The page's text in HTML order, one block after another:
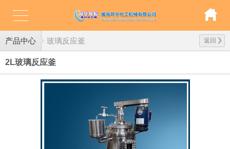
产品中心 返回
玻璃反应釜
2L玻璃反应釜